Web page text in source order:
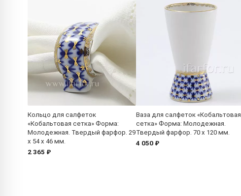
Кольцо для салфеток
«Кобальтовая сетка» Форма:
Молодежная. Твердый фарфор. 29
x 54 x 46 мм.
2 365 ₽
Ваза для салфеток «Кобальтовая
сетка» Форма: Молодежная.
Твердый фарфор. 70 x 120 мм.
4 050 ₽